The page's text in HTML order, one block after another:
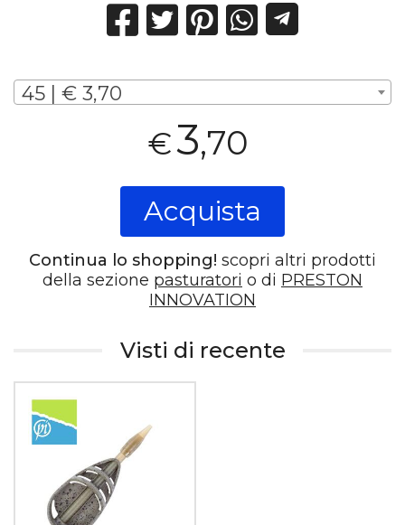
45 | € 3,70
€3,70
Acquista
Continua lo shopping! scopri altri prodotti
della sezione pasturatori o di PRESTON
INNOVATION
Visti di recente